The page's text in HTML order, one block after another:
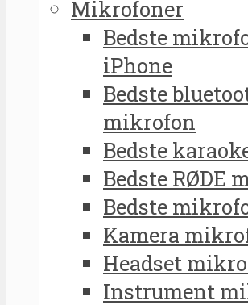
Mikrofoner
Bedste
iPhone
Bedste
mikrofon
Bedste
Bedste RØDE
Bedste
Kamera
Headset
Instrument